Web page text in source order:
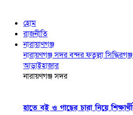
হোম
রাজনীতি
নারায়াণগঞ্জ
নারায়ণগঞ্জ সদরবন্দরফতুল্লাসিদ্ধিরগঞ্জ
আড়াইহাজার
নারায়ণগঞ্জ সদর
হাতে বই ও গাছের চারা নিয়ে